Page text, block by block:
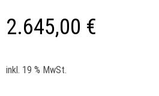
2.645,00 €
inkl. 19 % MwSt.